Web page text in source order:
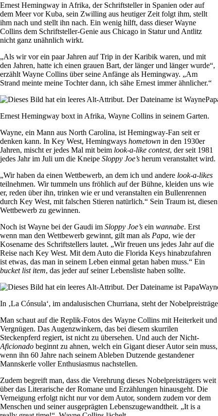
Ernest Hemingway in Afrika, der Schriftsteller in Spanien oder auf
dem Meer vor Kuba, sein Zwilling aus heutiger Zeit folgt ihm, stellt
ihm nach und stellt ihn nach. Ein wenig hilft, dass dieser Wayne
Collins dem Schriftsteller-Genie aus Chicago in Statur und Antlitz
nicht ganz unähnlich wirkt.
„Als wir vor ein paar Jahren auf Trip in der Karibik waren, und mit
den Jahren, hatte ich einen grauen Bart, der länger und länger wurde“,
erzählt Wayne Collins über seine Anfänge als Hemingway. „Am
Strand meinte meine Tochter dann, ich sähe Ernest immer ähnlicher.“
Ernest Hemingway boxt in Afrika, Wayne Collins in seinem Garten.
Wayne, ein Mann aus North Carolina, ist Hemingway-Fan seit er
denken kann. In Key West, Hemingways hometown in den 1930er
Jahren, mischt er jedes Mal mit beim look-a-like contest, der seit 1981
jedes Jahr im Juli um die Kneipe Sloppy Joe’s herum veranstaltet wird.
„Wir haben da einen Wettbewerb, an dem ich und andere look-a-likes
teilnehmen. Wir tummeln uns fröhlich auf der Bühne, kleiden uns wie
er, reden über ihn, trinken wie er und veranstalten ein Bullenrennen
durch Key West, mit falschen Stieren natürlich.“ Sein Traum ist, diesen
Wettbewerb zu gewinnen.
Noch ist Wayne bei der Gaudi im Sloppy Joe’s ein wannabe. Erst
wenn man den Wettbewerb gewinnt, gilt man als Papa, wie der
Kosename des Schriftstellers lautet. „Wir freuen uns jedes Jahr auf die
Reise nach Key West. Mit dem Auto die Florida Keys hinabzufahren
ist etwas, das man in seinem Leben einmal getan haben muss.“ Ein
bucket list item, das jeder auf seiner Lebensliste haben sollte.
In ‚La Cónsula‘, im andalusischen Churriana, steht der
Man schaut auf die Replik-Fotos des Wayne Collins mit Heiterkeit und
Vergnügen. Das Augenzwinkern, das bei diesem skurrilen
Steckenpferd regiert, ist nicht zu übersehen. Und auch der Nicht-
Aficionado beginnt zu ahnen, welch ein Gigant dieser Autor sein muss,
wenn ihn 60 Jahre nach seinem Ableben Dutzende gestandener
Mannskerle voller Enthusiasmus nachstellen.
Zudem begreift man, dass die Verehrung dieses Nobelpreisträgers weit
über das Literarische der Romane und Erzählungen hinausgeht. Die
Verneigung erfolgt nicht nur vor dem Autor, sondern zudem vor dem
Menschen und seiner ausgeprägten Lebenszugewandtheit. „It is a